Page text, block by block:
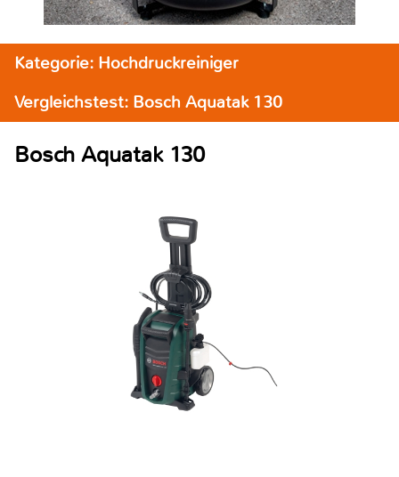
Kategorie: Hochdruckreiniger
Vergleichstest: Bosch Aquatak 130
Bosch Aquatak 130